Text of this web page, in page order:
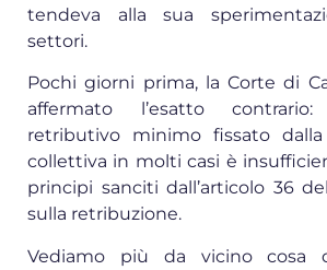
tendeva alla sua
settori.
Pochi giorni prima, la Corte di
affermato l’esatto
retributivo minimo fissato dalla
collettiva in molti casi è
principi sanciti dall’articolo 36
sulla retribuzione.
Vediamo più da vicino cosa